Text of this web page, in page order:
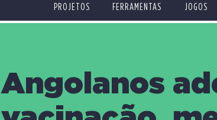
PROJETOS FERRAMENTAS JOGOS
Angolanos